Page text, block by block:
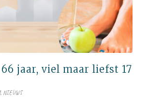
jaar, viel maar liefst 17
, NIEUWS